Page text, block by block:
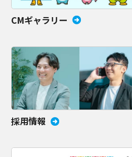
CMギャラリー
採用情報